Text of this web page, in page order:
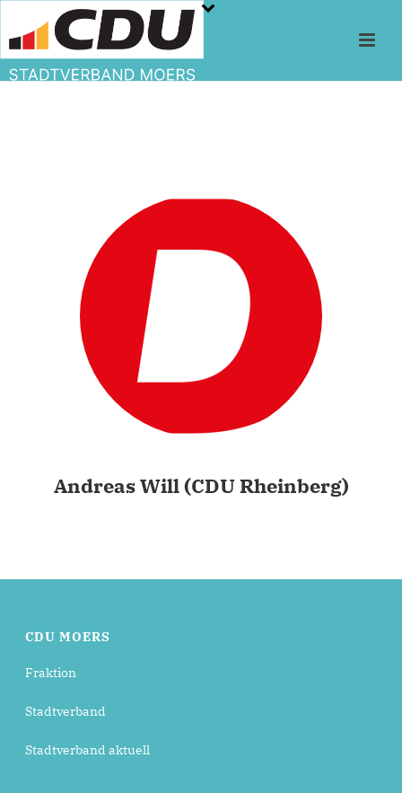
Andreas Will (CDU Rheinberg)
CDU MOERS
Fraktion
Stadtverband
Stadtverband aktuell